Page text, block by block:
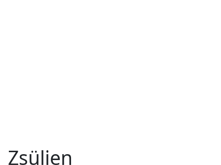
Zsülien